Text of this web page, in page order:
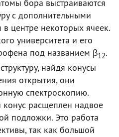
бора выстраиваются
с дополнительными
центре некоторых ячеек.
университета и его
под названием β12.
найдя конусы
открытия, они
спектроскопию.
расщеплен надвое
подложки. Это работа
так как большой